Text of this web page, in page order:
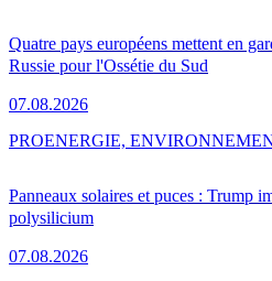
Quatre pays européens mettent en
Russie pour l'Ossétie du Sud
07.08.2026
Panneaux solaires et puces : Trump
polysilicium
07.08.2026
PROENERGIE,